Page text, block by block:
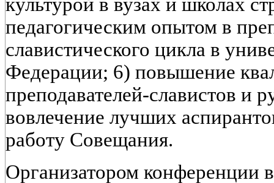
культурой в вузах и школах
педагогическим опытом в
славистического цикла в
Федерации; 6) повышение
преподавателей-славистов и
вовлечение лучших
работу Совещания.
Организатором конференции